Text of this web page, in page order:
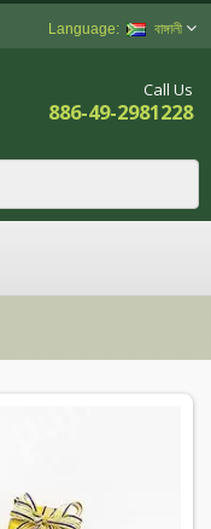
বাঙ্গালী
Call Us
886-49-2981228